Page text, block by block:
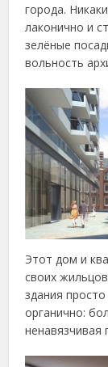
города.
лаконично и
зелёные
вольность
Этот дом и
своих
здания
органично:
ненавязчивая